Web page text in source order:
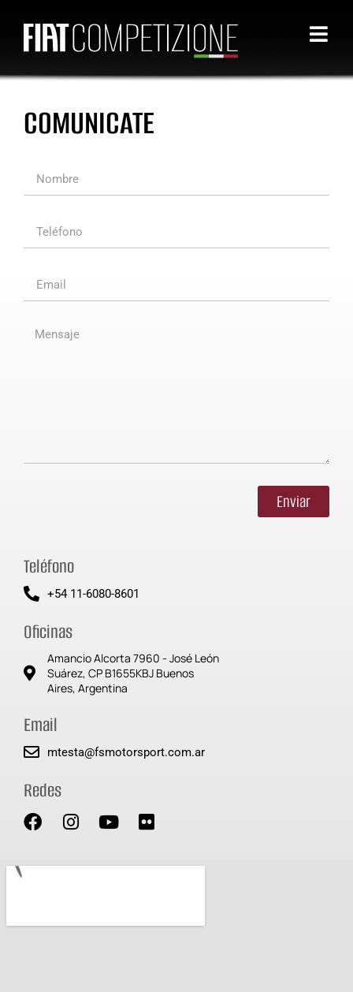
COMUNICATE
Enviar
Teléfono
+54 11-6080-8601
Oficinas
Amancio Alcorta 7960 - José León
Suárez, CP B1655KBJ Buenos
Aires, Argentina
Email
mtesta@fsmotorsport.com.ar
Redes